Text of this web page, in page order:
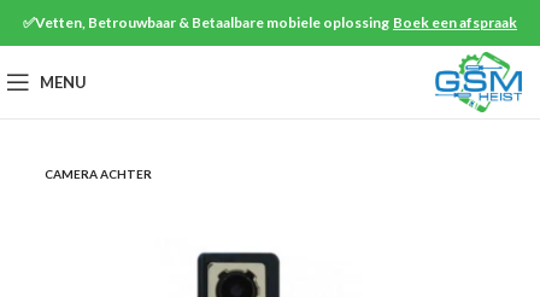
✅Vetten, Betrouwbaar & Betaalbare mobiele oplossing Boek een afspraak
MENU
CAMERA ACHTER